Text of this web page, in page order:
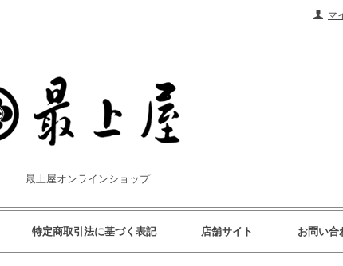
マ
最上屋オンラインショップ
特定商取引法に基づく表記 店舗サイト お問い合